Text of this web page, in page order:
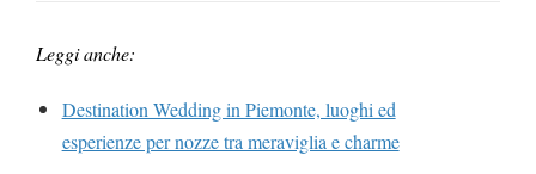
Leggi anche:
Destination Wedding in Piemonte, luoghi ed
esperienze per nozze tra meraviglia e charme